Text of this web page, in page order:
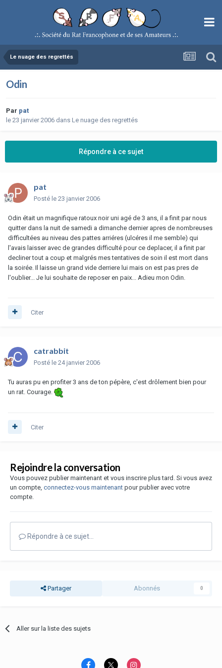
Le nuage des regrettés
Odin
Par pat
le 23 janvier 2006 dans Le nuage des regrettés
Répondre à ce sujet
pat
Posté le 23 janvier 2006
Odin était un magnifique ratoux noir uni agé de 3 ans, il a finit par nous
quitter dans la nuit de samedi a dimanche dernier apres de nombreuses
difficultées au niveau des pattes arriéres (ulcéres il me semble) qui
l'avais laisser avec de grandes difficulté pour ce deplacer, il a finit par
decliner tout a coup et malgrés mes tentatives de soin il est mort dans
la soirée. Il laisse un grand vide derriere lui mais on est pas pres de
l'oublier... Je lui souhaite de reposer en paix... Adieu mon Odin.
Citer
catrabbit
Posté le 24 janvier 2006
Tu auras pu en profiter 3 ans de ton pépère, c'est drôlement bien pour
un rat. Courage.
Citer
Rejoindre la conversation
Vous pouvez publier maintenant et vous inscrire plus tard. Si vous avez
un compte, connectez-vous maintenant pour publier avec votre
compte.
Répondre à ce sujet…
Partager Abonnés 0
Aller sur la liste des sujets